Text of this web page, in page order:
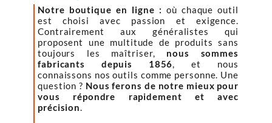
Notre boutique en ligne : où chaque outil
est choisi avec passion et exigence.
Contrairement aux généralistes qui
proposent une multitude de produits sans
toujours les maîtriser, nous sommes
fabricants depuis 1856, et nous
connaissons nos outils comme personne. Une
question ? Nous ferons de notre mieux pour
vous répondre rapidement et avec
précision.